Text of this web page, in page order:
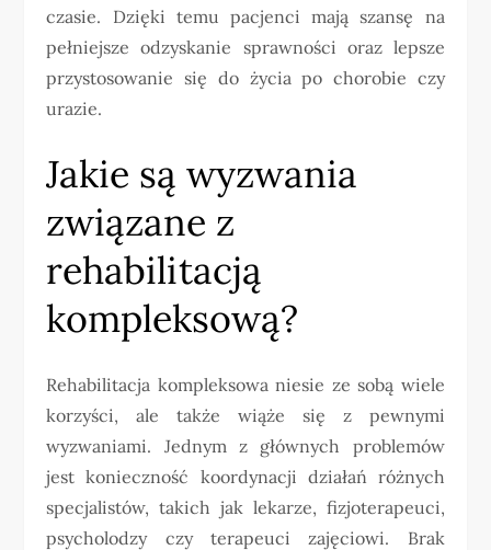
czasie. Dzięki temu pacjenci mają szansę na
pełniejsze odzyskanie sprawności oraz lepsze
przystosowanie się do życia po chorobie czy
urazie.
Jakie są wyzwania
związane z
rehabilitacją
kompleksową?
Rehabilitacja kompleksowa niesie ze sobą wiele
korzyści, ale także wiąże się z pewnymi
wyzwaniami. Jednym z głównych problemów
jest konieczność koordynacji działań różnych
specjalistów, takich jak lekarze, fizjoterapeuci,
psycholodzy czy terapeuci zajęciowi. Brak